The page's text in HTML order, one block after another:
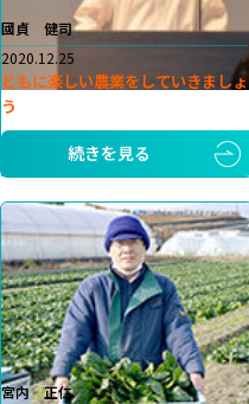
國貞 健司
2020.12.25
ともに楽しい農業をしていきましょ
う
続きを見る
宮内 正仁